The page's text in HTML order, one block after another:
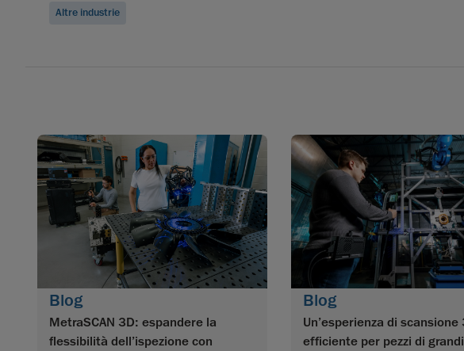
Altre industrie
Blog
MetraSCAN 3D: espandere la
flessibilità dell’ispezione con
Blog
Un’esperienza di scansione
efficiente per pezzi di grandi